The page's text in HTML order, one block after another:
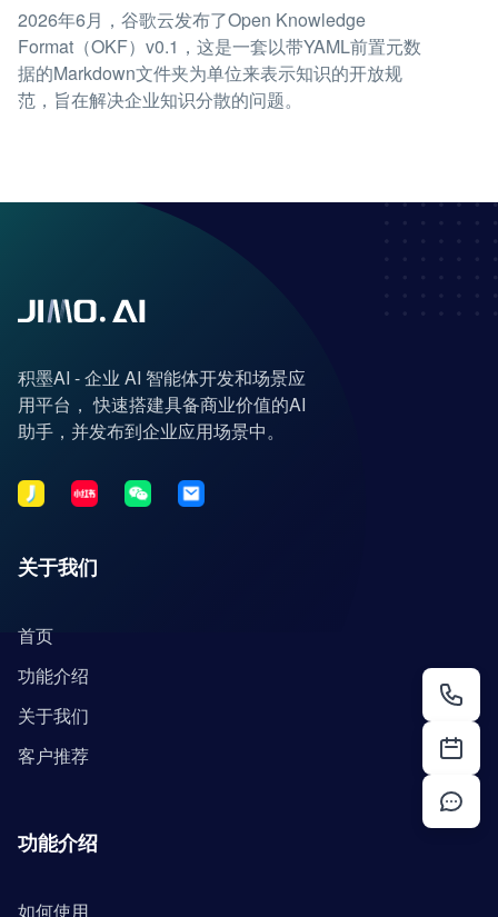
2026年6月，谷歌云发布了Open Knowledge
Format（OKF）v0.1，这是一套以带YAML前置元数
据的Markdown文件夹为单位来表示知识的开放规
范，旨在解决企业知识分散的问题。
积墨AI - 企业 AI 智能体开发和场景应
用平台， 快速搭建具备商业价值的AI
助手，并发布到企业应用场景中。
关于我们
首页
功能介绍
关于我们
客户推荐
功能介绍
如何使用